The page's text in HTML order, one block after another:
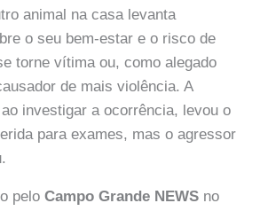
animal na casa levanta
o seu bem-estar e o risco de
torne vítima ou, como alegado
de mais violência. A
investigar a ocorrência, levou o
para exames, mas o agressor
peloCampo Grande NEWS no